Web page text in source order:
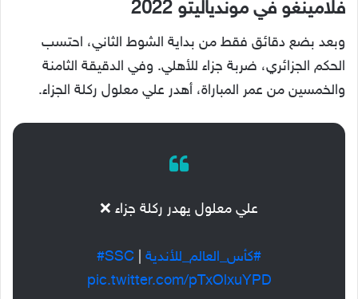
فلامينغو في موندياليتو 2022
وبعد بضع دقائق فقط من بداية الشوط الثاني، احتسب
الحكم الجزائري، ضربة جزاء للأهلي. وفي الدقيقة الثامنة
والخمسين من عمر المباراة، أهدر علي معلول ركلة الجزاء.
علي معلول يهدر ركلة جزاء ❌
#كأس_العالم_للأندية
#SSC
pic.twitter.com/pTxOlxuYPD